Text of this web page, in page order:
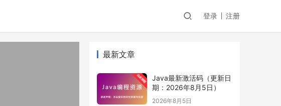
登录 注册
最新文章
Java最新激活码（更新日
期：2026年8月5日）
2026年8月5日